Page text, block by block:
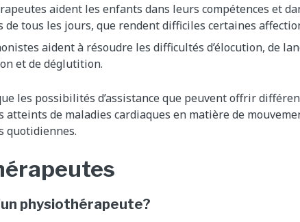
aident les enfants dans leurs compétences et
de tous les jours, que rendent difficiles certaines
aident à résoudre les difficultés d’élocution, de
et de déglutition.
les possibilités d’assistance que peuvent offrir
atteints de maladies cardiaques en matière de
quotidiennes.
physiothérapeute?